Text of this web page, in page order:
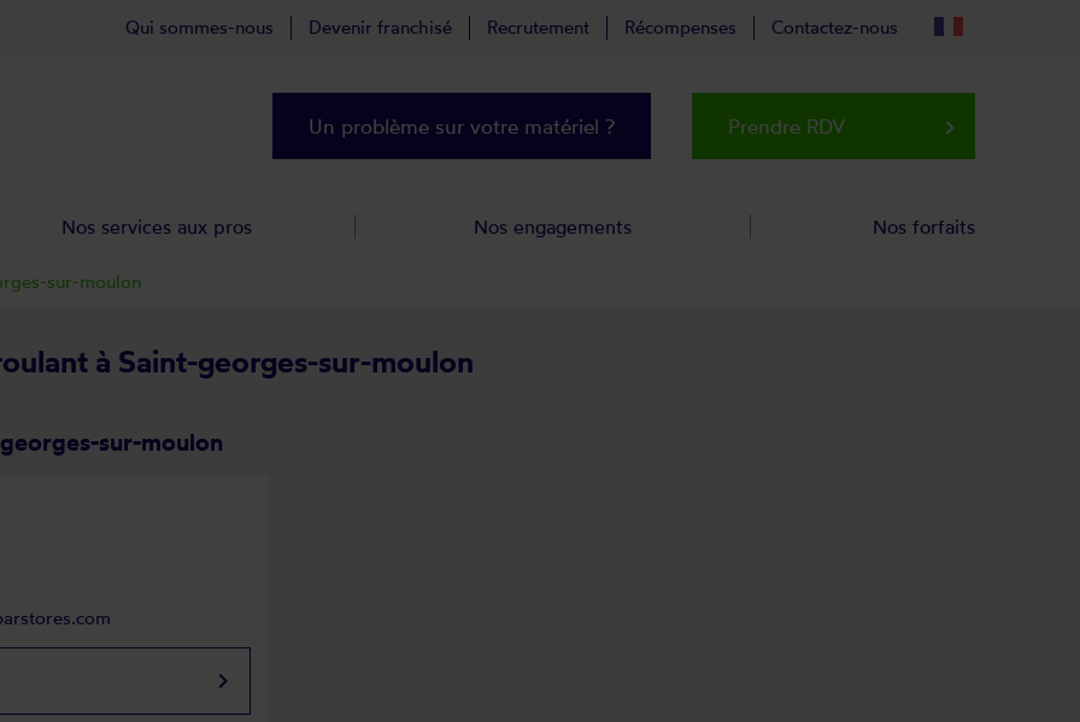
à Saint-georges-sur-moulon
sur-moulon
keyboard_arrow_right
sur-moulon
Qui sommes-nous Devenir franchisé Recrutement Récompenses Contactez-nous
Un problème sur votre matériel ? Prendre RDV keyboard_arrow_right
Nos services aux pros Nos engagements Nos forfaits